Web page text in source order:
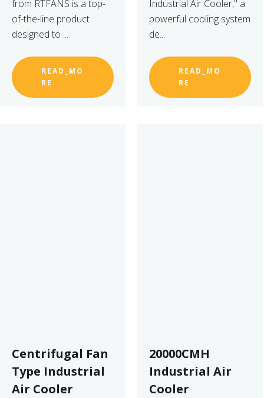
from RTFANS is a top-
of-the-line product
designed to ...
READ_MO
RE
Industrial Air Cooler," a
powerful cooling system
de...
READ_MO
RE
Centrifugal Fan
Type Industrial
Air Cooler
20000CMH
Industrial Air
Cooler